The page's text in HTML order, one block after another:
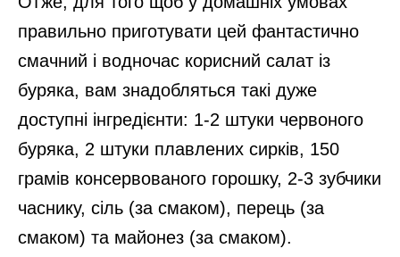
правильно приготувати цей фантастично
смачний і водночас корисний салат із
буряка, вам знадобляться такі дуже
доступні інгредієнти: 1-2 штуки червоного
буряка, 2 штуки плавлених сирків, 150
грамів консервованого горошку, 2-3 зубчики
часнику, сіль (за смаком), перець (за
смаком) та майонез (за смаком).